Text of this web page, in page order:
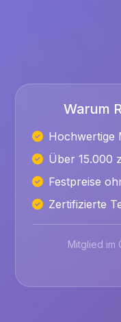
Warum
Hochwertige
Über 15.000
Festpreise
Zertifizierte
Mitglied im